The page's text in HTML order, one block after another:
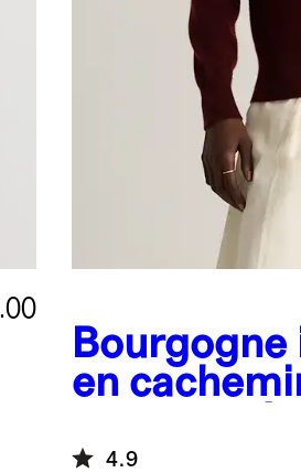
Bourgogne
en
4.9